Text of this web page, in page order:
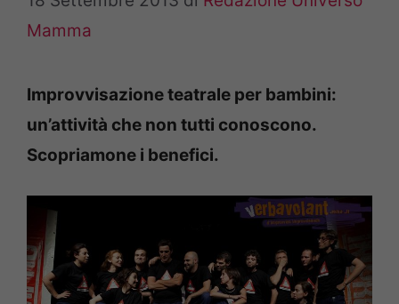
Mamma
Improvvisazione teatrale per bambini:
un’attività che non tutti conoscono.
Scopriamone i benefici.